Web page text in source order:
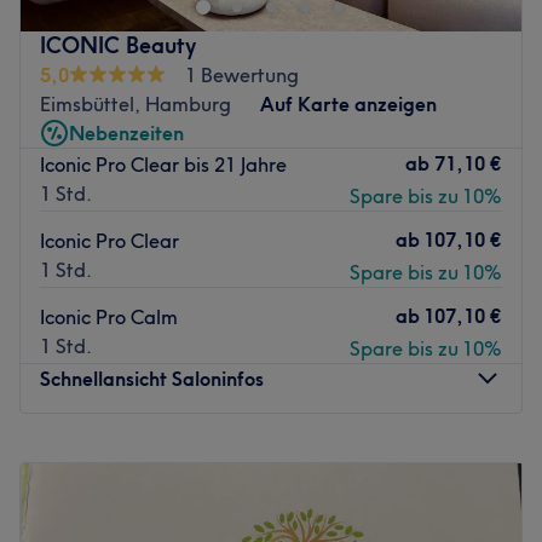
Massagen, Körperformungsmassagen, Unterstützung
beim Gewichtsmanagement, Kavitation. Alle
Behandlungen werden individuell angepasst und dienen
Entspannung, Wohlbefinden und ästhetischer Pflege. Wir
legen großen Wert auf Hygiene, Beratung und eine
angenehme Atmosphäre. Termine nach Vereinbarung.
Zurück zur Salonansicht
ICONIC Beauty
5,0
1 Bewertung
Eimsbüttel, Hamburg
Auf Karte anzeigen
Nebenzeiten
Iconic Pro Clear bis 21 Jahre
1 Std.
ab 71,10 €
Spare bis zu 10%
Iconic Pro Clear
1 Std.
ab 107,10 €
Spare bis zu 10%
Iconic Pro Calm
1 Std.
ab 107,10 €
Spare bis zu 10%
Schnellansicht Saloninfos
Geschlossen